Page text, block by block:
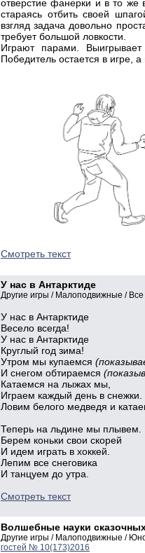
отверстие фанерки и в то же
стараясь отбить своей
взгляд задача довольно
требует большой ловкости.
Играют парами.
Победитель остается в игре,
Смотреть текст
У нас в Антарктиде
Другие игры / Малоподвижные /
У нас в Антарктиде
Весело всегда!
У нас в Антарктиде
Круглый год зима!
Утром мы купаемся
И снегом обтираемся
Катаемся на лыжах мы,
Играем каждый день в снежки.
Ловим белого медведя и
Теперь на льдине мы плывем.
Берем коньки свои скорей
И идем играть в хоккей.
Лепим все снеговика
И танцуем до утра.
Смотреть текст
Волшебные науки
Другие игры / Малоподвижные /
гостей № 10(173)2016